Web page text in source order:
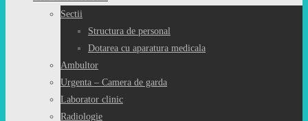
Sectii
Structura de personal
Dotarea cu aparatura medicala
Ambultor
Urgenta – Camera de garda
Laborator clinic
Radiologie